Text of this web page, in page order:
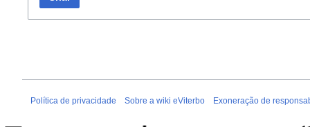
Política de privacidade Sobre a wiki eViterbo Exoneração de